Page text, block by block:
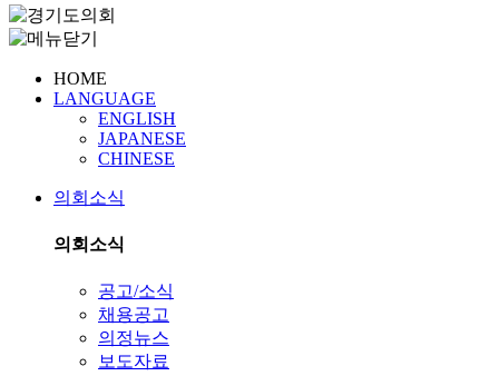
HOME
LANGUAGE
ENGLISH
JAPANESE
CHINESE
의회소식
의회소식
공고/소식
채용공고
의정뉴스
보도자료